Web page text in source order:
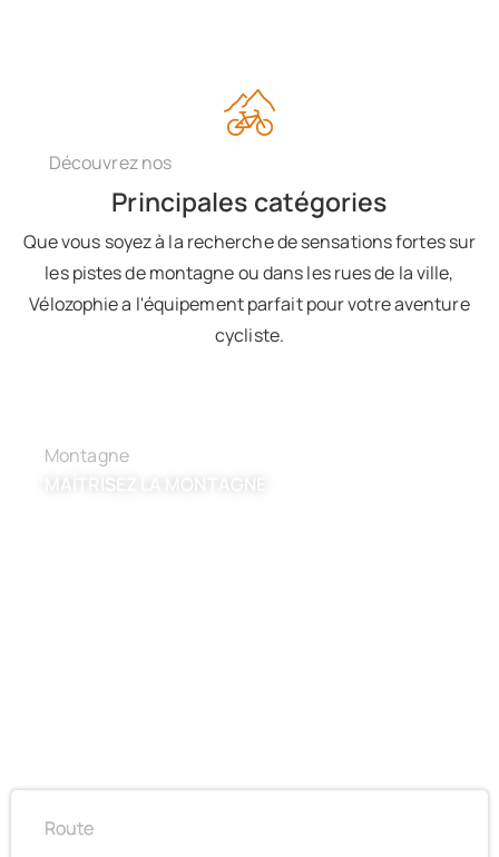
Découvrez nos
Principales catégories​
Que vous soyez à la recherche de sensations fortes sur
les pistes de montagne ou dans les rues de la ville,
Vélozophie a l'équipement parfait pour votre aventure
cycliste.​
Montagne
MAÎTRISEZ LA MONTAGNE​
Route